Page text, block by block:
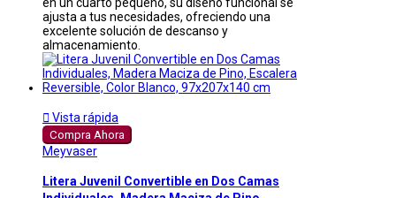
ajusta a tus necesidades, ofreciendo una
excelente solución de descanso y
almacenamiento.
 Vista rápida
Compra Ahora
Meyvaser
Litera Juvenil Convertible en Dos Camas